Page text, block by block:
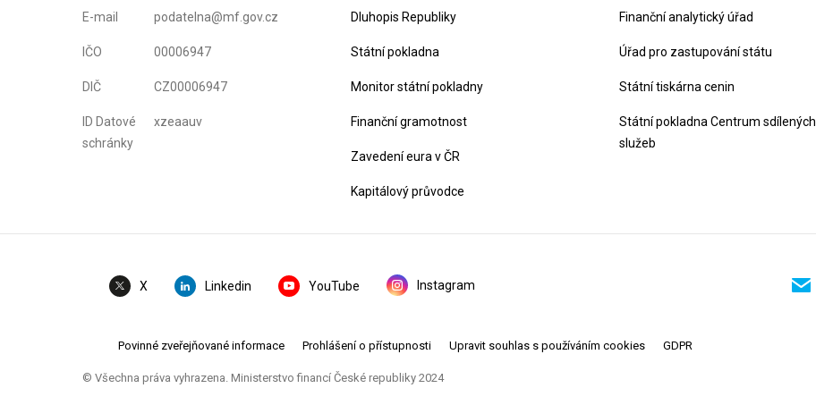
E-mail podatelna@mf.gov.cz
IČO 00006947
DIČ CZ00006947
ID Datové
schránky
xzeaauv
Dluhopis Republiky
Státní pokladna
Monitor státní pokladny
Finanční gramotnost
Zavedení eura v ČR
Kapitálový průvodce
Finanční analytický úřad
Úřad pro zastupování státu
Státní tiskárna cenin
Státní pokladna Centrum sdílených
služeb
X Linkedin YouTube Instagram
Povinné zveřejňované informace Prohlášení o přístupnosti Upravit souhlas s používáním cookies GDPR
© Všechna práva vyhrazena. Ministerstvo financí České republiky 2024